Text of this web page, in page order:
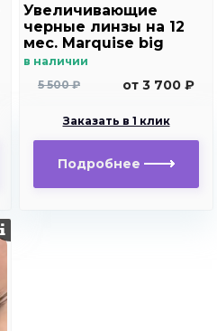
Увеличивающие
черные линзы на 12
мес. Marquise big
black - gray
в наличии
5 500 ₽
от 3 700 ₽
Заказать в 1 клик
Подробнее